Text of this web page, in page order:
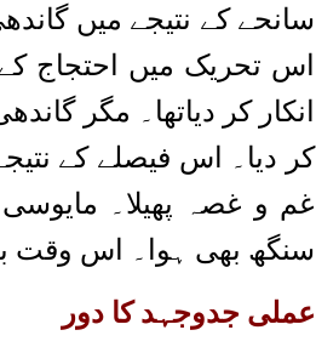
سانحے کے نتیجے میں
اس تحریک میں احتجاج
انکار کر دیاتھا۔ مگر
کر دیا۔ اس فیصلے کے
غم و غصہ پھیلا۔
سنگھ بھی ہوا۔ اس وقت بھگت
عملی جدوجہد کا دور